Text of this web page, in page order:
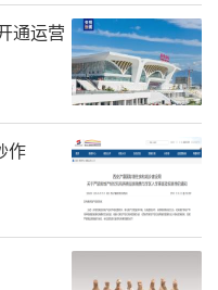
通运营
作